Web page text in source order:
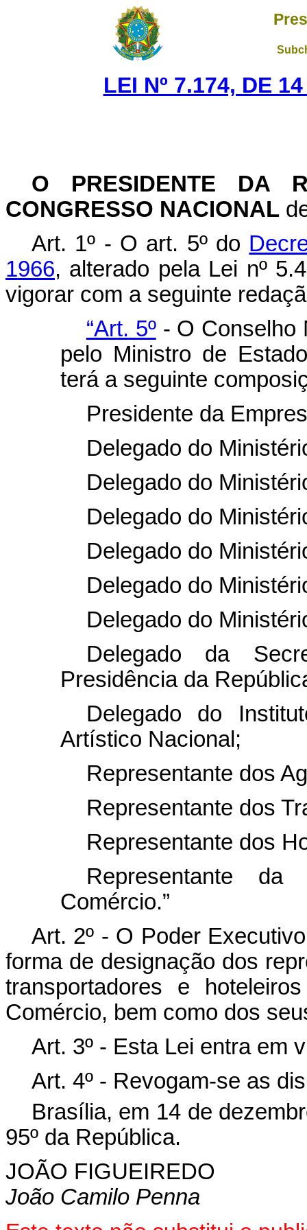
LEI Nº 7.174, DE
O PRESIDENTE DA
CONGRESSO NACIONAL
Art. 1º - O art. 5º do
1966, alterado pela Lei nº
vigorar com a seguinte
“Art. 5º- O Conselho
pelo Ministro de
terá a seguinte
Presidente da
Delegado do
Delegado do
Delegado do
Delegado do
Delegado do
Delegado do
Delegado da
Presidência da
Delegado do
Artístico Nacional;
Representante dos
Representante dos
Representante dos
Representante da
Comércio.”
Art. 2º - O Poder
forma de designação dos
transportadores e
Comércio, bem como dos
Art. 3º - Esta Lei entra em
Art. 4º - Revogam-se as
Brasília, em 14 de
95º da República.
JOÃO FIGUEIREDO
João Camilo Penna